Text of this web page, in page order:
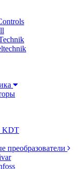
KDT
преобразователи